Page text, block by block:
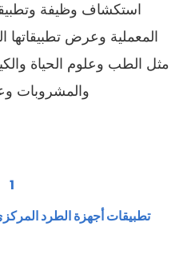
استكشاف وظيفة
المعملية وعرض تطبيقاتها
مثل الطب وعلوم الحياة
والمشروبات
1
تطبيقات أجهزة الطرد